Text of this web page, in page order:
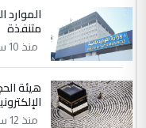
متنفذة
منذ 10 ساعة
هيئة
منذ 12 ساعة